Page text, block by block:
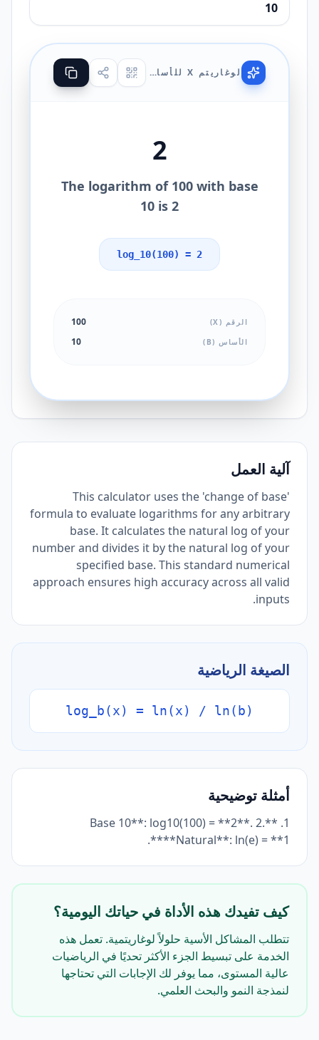
لوغاريتم X للأساس B
2
The logarithm of 100 with base
10 is 2
log_10(100) = 2
الرقم (X) 100
الأساس (B) 10
آلية العمل
This calculator uses the 'change of base'
formula to evaluate logarithms for any arbitrary
base. It calculates the natural log of your
number and divides it by the natural log of your
specified base. This standard numerical
approach ensures high accuracy across all valid
inputs.
الصيغة الرياضية
log_b(x) = ln(x) / ln(b)
أمثلة توضيحية
1. **Base 10**: log10(100) = **2**. 2.
**Natural**: ln(e) = **1**.
كيف تفيدك هذه الأداة في حياتك اليومية؟
تتطلب المشاكل الأسية حلولاً لوغاريتمية. تعمل هذه
الخدمة على تبسيط الجزء الأكثر تحديًا في الرياضيات
عالية المستوى، مما يوفر لك الإجابات التي تحتاجها
لنمذجة النمو والبحث العلمي.